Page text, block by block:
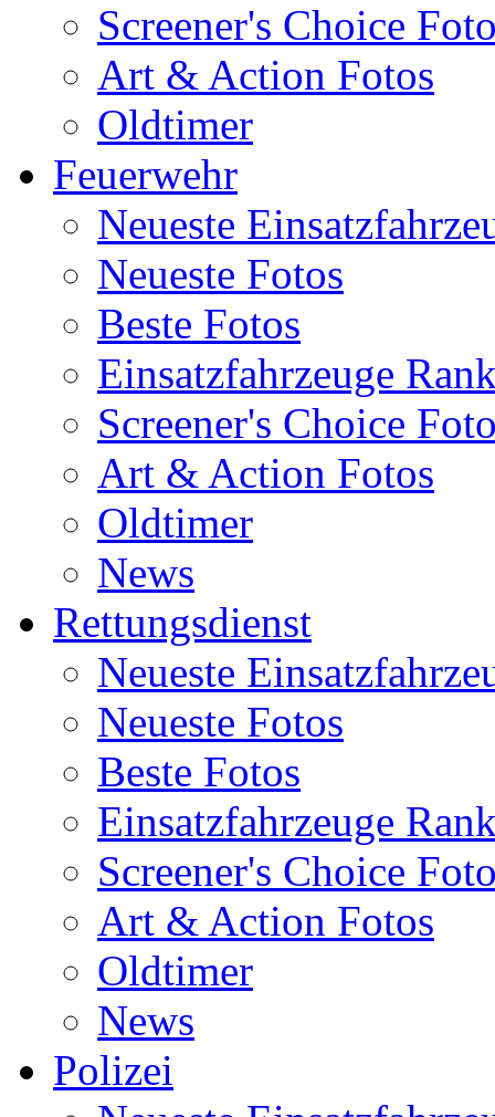
Screener's Choice
Art & Action Fotos
Oldtimer
Feuerwehr
Neueste
Neueste Fotos
Beste Fotos
Einsatzfahrzeuge
Screener's Choice
Art & Action Fotos
Oldtimer
News
Rettungsdienst
Neueste
Neueste Fotos
Beste Fotos
Einsatzfahrzeuge
Screener's Choice
Art & Action Fotos
Oldtimer
News
Polizei